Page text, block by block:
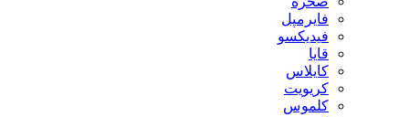
فایرمپل
فیدیکسو
قایا
کایلاس
کریویت
کلموس